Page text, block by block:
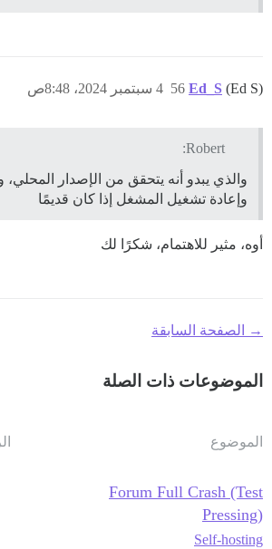
Ed_S (Ed S) 4 سبتمبر 2024، 8:48ص 56
Robert:
والذي يبدو أنه يتحقق من الإصدار المحلي،
وإعادة تشغيل المشغل إذا كان قديمًا
أوه، مثير للاهتمام، شكرًا لك
→ الصفحة السابقة
الموضوعات ذات الصلة
الموضوع
Forum Full Crash (Test
Pressing)
Self-hosting